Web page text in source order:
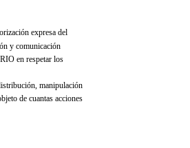
expresa del
y comunicación
en respetar los
manipulación
de cuantas acciones